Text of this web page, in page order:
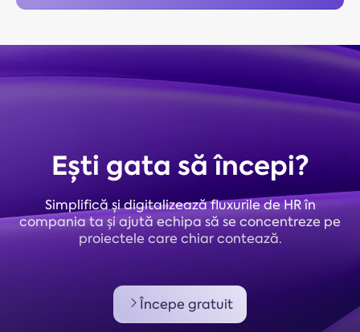
Ești gata să începi?
Simplifică și digitalizează fluxurile de HR în
compania ta și ajută echipa să se concentreze pe
proiectele care chiar contează.
Începe gratuit